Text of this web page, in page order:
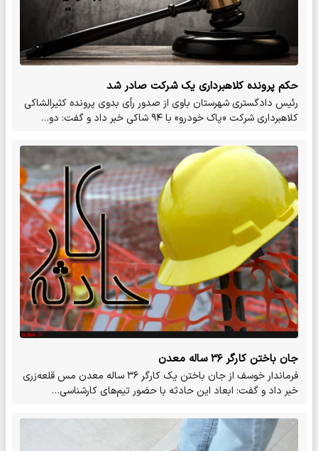
حکم پرونده کلاهبرداری یک شرکت صادر شد
رئیس دادگستری شهرستان باوی از صدور رأی بدوی پرونده کثیرالشاکی
کلاهبرداری شرکت «پاک خودرو» با ۹۴ شاکی خبر داد و گفت: دو…
جان باختن کارگر ۳۶ ساله معدن
فرماندار خوسف از جان باختن یک کارگر ۳۶ ساله معدن مس قلعه‌زری
خبر داد و گفت: ابعاد این حادثه با حضور تیم‌های کارشناسی…